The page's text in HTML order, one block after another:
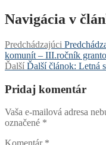
Navigácia v
Predchádzajúci
komunít – III.ročník
Ďalší Ďalší článok: Letná
Pridaj komentár
Vaša e-mailová adresa
označené *